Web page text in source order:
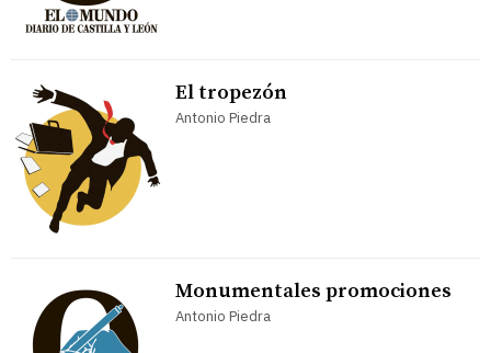
El tropezón
Antonio Piedra
Monumentales promociones
Antonio Piedra